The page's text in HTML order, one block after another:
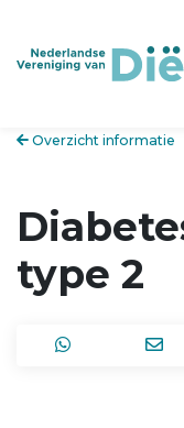
Overzicht informatie
type 2